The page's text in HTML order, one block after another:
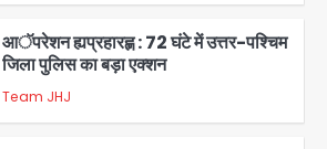
Sajid Rashidi’s controversial:
शिवभक्त नहीं, आतंकवादी हैं’, मौलाना का
कांवड़ियों पर विवादित बयान, BJP विधायक ने
कराई FIR, NSA की मांग
Avinash Kumar